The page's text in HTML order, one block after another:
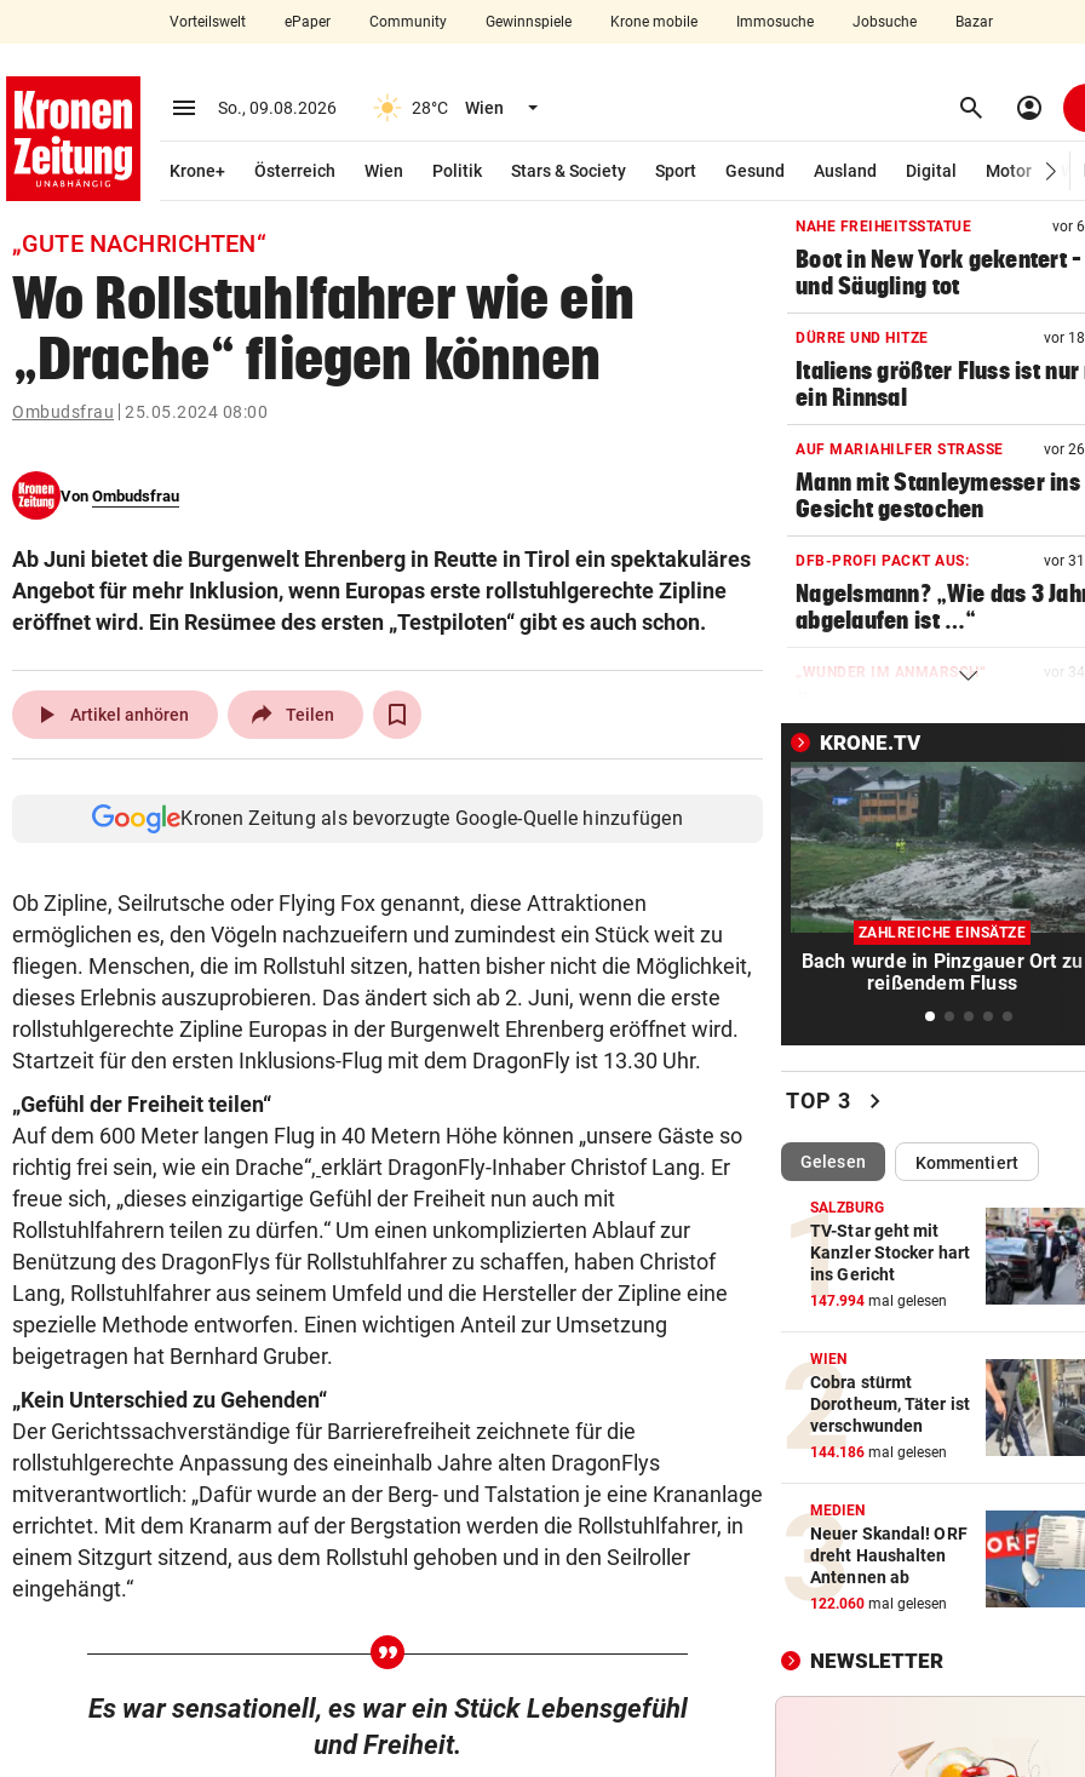
closeSchließen
account_circle Anmelden
arrow_right
pin_drop
bookmark
search
Suchbegriff
© Krone Multimedia GmbH & Co KG 2026
Muthgasse 2, 1190 Wien
Vorteilswelt ePaper Community Gewinnspiele Krone mobile Immosuche Jobsuche Bazar
menu Menü aufklappen
So., 09.08.2026 28°C Wien Menü aufklappen search Suchen
account_circle
Krone+ Österreich Wien Politik Stars & Society Sport Gesund Ausland Digital Motor
„GUTE NACHRICHTEN“
Wo Rollstuhlfahrer wie ein
„Drache“ fliegen können
Ombudsfrau 25.05.2024 08:00
Von Ombudsfrau
Ab Juni bietet die Burgenwelt Ehrenberg in Reutte in Tirol ein spektakuläres
Angebot für mehr Inklusion, wenn Europas erste rollstuhlgerechte Zipline
eröffnet wird. Ein Resümee des ersten „Testpiloten“ gibt es auch schon.
play_arrow Artikel anhören Teilen
Kronen Zeitung als bevorzugte Google-Quelle hinzufügen
Ob Zipline, Seilrutsche oder Flying Fox genannt, diese Attraktionen
ermöglichen es, den Vögeln nachzueifern und zumindest ein Stück weit zu
fliegen. Menschen, die im Rollstuhl sitzen, hatten bisher nicht die Möglichkeit,
dieses Erlebnis auszuprobieren. Das ändert sich ab 2. Juni, wenn die erste
rollstuhlgerechte Zipline Europas in der Burgenwelt Ehrenberg eröffnet wird.
Startzeit für den ersten Inklusions-Flug mit dem DragonFly ist 13.30 Uhr.
„Gefühl der Freiheit teilen“
Auf dem 600 Meter langen Flug in 40 Metern Höhe können „unsere Gäste so
richtig frei sein, wie ein Drache“, erklärt DragonFly-Inhaber Christof Lang. Er
freue sich, „dieses einzigartige Gefühl der Freiheit nun auch mit
Rollstuhlfahrern teilen zu dürfen.“ Um einen unkomplizierten Ablauf zur
Benützung des DragonFlys für Rollstuhlfahrer zu schaffen, haben Christof
Lang, Rollstuhlfahrer aus seinem Umfeld und die Hersteller der Zipline eine
spezielle Methode entworfen. Einen wichtigen Anteil zur Umsetzung
beigetragen hat Bernhard Gruber.
„Kein Unterschied zu Gehenden“
Der Gerichtssachverständige für Barrierefreiheit zeichnete für die
rollstuhlgerechte Anpassung des eineinhalb Jahre alten DragonFlys
mitverantwortlich: „Dafür wurde an der Berg- und Talstation je eine Krananlage
errichtet. Mit dem Kranarm auf der Bergstation werden die Rollstuhlfahrer, in
einem Sitzgurt sitzend, aus dem Rollstuhl gehoben und in den Seilroller
eingehängt.“
Es war sensationell, es war ein Stück Lebensgefühl
und Freiheit.
NAHE FREIHEITSSTATUE vor
Boot in New York gekentert
und Säugling tot
DÜRRE UND HITZE vor
Italiens größter Fluss ist nur
ein Rinnsal
AUF MARIAHILFER STRASSE vor
Mann mit Stanleymesser ins
Gesicht gestochen
DFB-PROFI PACKT AUS: vor
Nagelsmann? „Wie das 3
abgelaufen ist …“
„WUNDER IM ANMARSCH“ vor
zuckersüße Baby-News
42 FLORIANI IM EINSATZ vor 35
Schwammerlsucher in
Gelände gestürzt
NACH ANSTURM AUF CEUTA vor
Streit zwischen Rom und
Brunner vermittelt
FPÖ immer stärker, zieht
die ÖVP-Reißleine?
Fußgänger getötet: Lenker
flüchtet nach Unfall
SERIE GEHT WEITER vor
Säure-Einbrecher in Wien-
Ottakring am Werk
Ex-Prinz Andrew soll royales
Begräbnis erhalten
NACH „KRONE“-BERICHT vor
ORF beruhigt: „Meiste mehr
einen Empfangsweg“
DEUTLICHE WORTE vor
„Katastrophal“: Benatia
KRONE.TV
ZAHLREICHE EINSÄTZE
Bach wurde in Pinzgauer Ort zu
reißendem Fluss
TOP 3 chevron_right
Gelesen(ausgewählt)Kommentiert
SALZBURG
TV-Star geht mit
Kanzler Stocker hart
ins Gericht
147.994 mal gelesen
WIEN
Cobra stürmt
Dorotheum, Täter ist
verschwunden
144.186 mal gelesen
MEDIEN
Neuer Skandal! ORF
dreht Haushalten
Antennen ab
122.060 mal gelesen
NEWSLETTER